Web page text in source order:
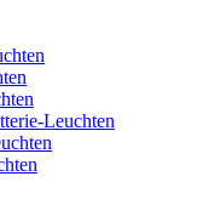
Leuchten